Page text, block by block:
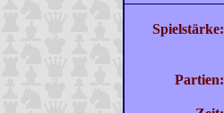
Spielstärke:
Partien: